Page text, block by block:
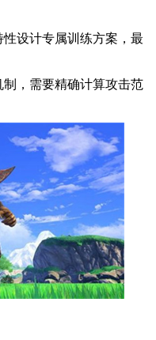
设计专属训练方案，最
，需要精确计算攻击范